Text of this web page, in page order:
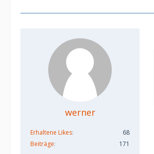
werner
Erhaltene Likes
68
Beiträge
171